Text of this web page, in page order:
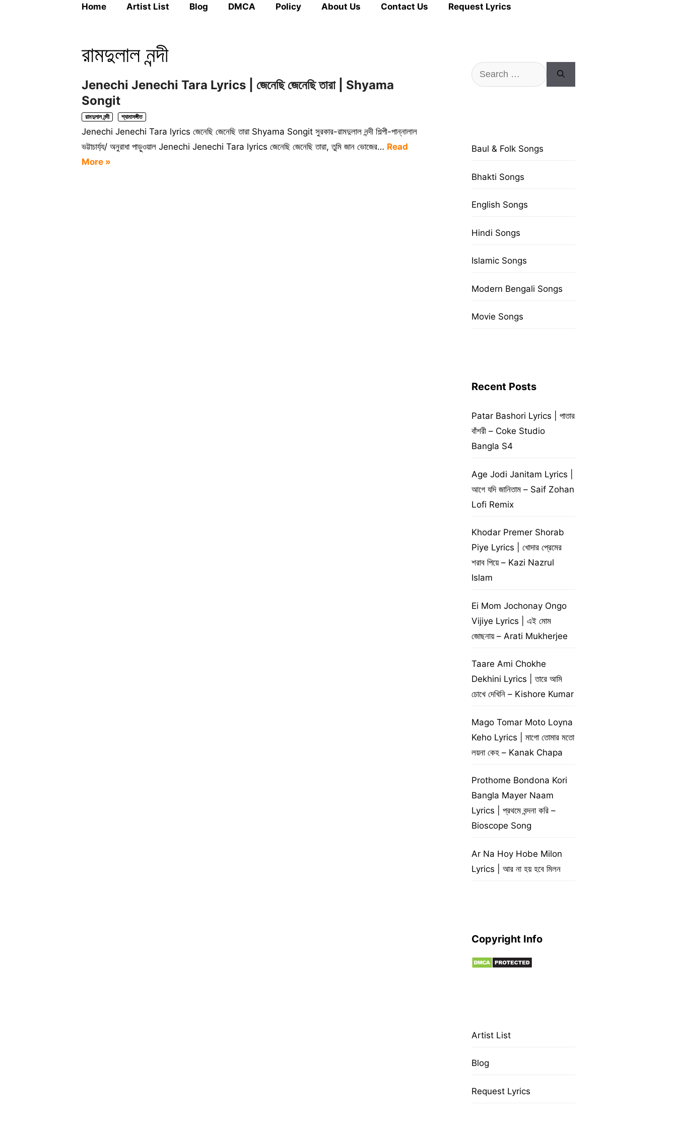
Home Artist List Blog DMCA Policy About Us Contact Us Request Lyrics
রামদুলাল নন্দী
Jenechi Jenechi Tara Lyrics | জেনেছি জেনেছি তারা | Shyama
Songit
রামদুলাল নন্দী শ্যামাসঙ্গীত
Jenechi Jenechi Tara lyrics জেনেছি জেনেছি তারা Shyama Songit সুরকার-রামদুলাল নন্দী শিল্পী-পান্নালাল
ভট্টাচার্য্য/ অনুরাধা পাড়ুওয়াল Jenechi Jenechi Tara lyrics জেনেছি জেনেছি তারা, তুমি জান ভোজের… Read
More »
Search
for:
Baul & Folk Songs
Bhakti Songs
English Songs
Hindi Songs
Islamic Songs
Modern Bengali Songs
Movie Songs
Recent Posts
Patar Bashori Lyrics | পাতার
বাঁশরী – Coke Studio
Bangla S4
Age Jodi Janitam Lyrics |
আগে যদি জানিতাম – Saif Zohan
Lofi Remix
Khodar Premer Shorab
Piye Lyrics | খোদার প্রেমের
শরাব পিয়ে – Kazi Nazrul
Islam
Ei Mom Jochonay Ongo
Vijiye Lyrics | এই মোম
জোছনায় – Arati Mukherjee
Taare Ami Chokhe
Dekhini Lyrics | তারে আমি
চোখে দেখিনি – Kishore Kumar
Mago Tomar Moto Loyna
Keho Lyrics | মাগো তোমার মতো
লয়না কেহ – Kanak Chapa
Prothome Bondona Kori
Bangla Mayer Naam
Lyrics | প্রথমে বন্দনা করি –
Bioscope Song
Ar Na Hoy Hobe Milon
Lyrics | আর না হয় হবে মিলন
Copyright Info
Artist List
Blog
Request Lyrics